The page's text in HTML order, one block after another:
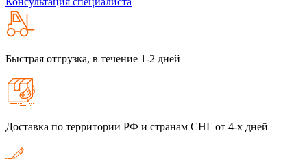
Быстрая отгрузка, в течение 1-2 дней
Доставка по территории РФ и странам СНГ от 4-х дней